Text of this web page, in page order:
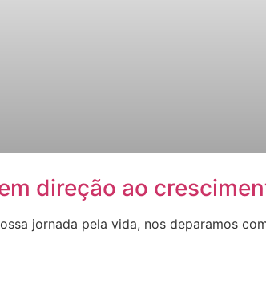
direção ao
jornada pela vida, nos deparamos